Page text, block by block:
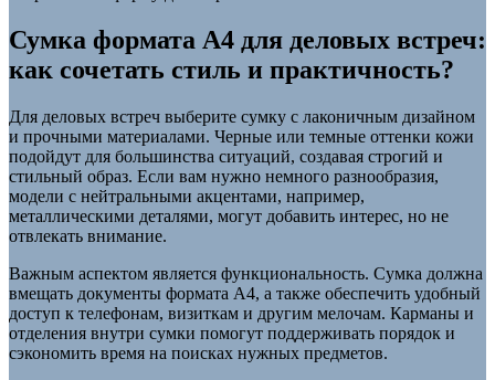
Сумка формата А4 для деловых встреч:
как сочетать стиль и практичность?
Для деловых встреч выберите сумку с лаконичным дизайном
и прочными материалами. Черные или темные оттенки кожи
подойдут для большинства ситуаций, создавая строгий и
стильный образ. Если вам нужно немного разнообразия,
модели с нейтральными акцентами, например,
металлическими деталями, могут добавить интерес, но не
отвлекать внимание.
Важным аспектом является функциональность. Сумка должна
вмещать документы формата А4, а также обеспечить удобный
доступ к телефонам, визиткам и другим мелочам. Карманы и
отделения внутри сумки помогут поддерживать порядок и
сэкономить время на поисках нужных предметов.